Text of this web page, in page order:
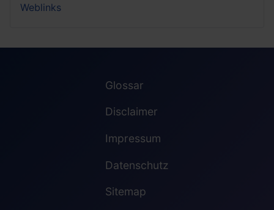
Weblinks
Glossar
Disclaimer
Impressum
Datenschutz
Sitemap